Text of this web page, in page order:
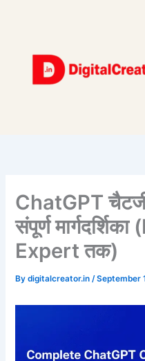
ChatGPT
संपूर्ण
Expert तक)
Bydigitalcreator.in/September